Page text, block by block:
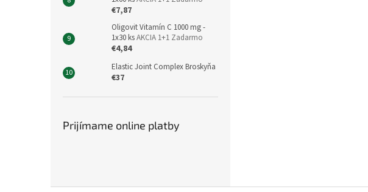
€7,87
Oligovit Vitamín C 1000 mg -
1x30 ksAKCIA 1+1 Zadarmo
€4,84
Elastic Joint Complex Broskyňa
€37
Prijímame online platby